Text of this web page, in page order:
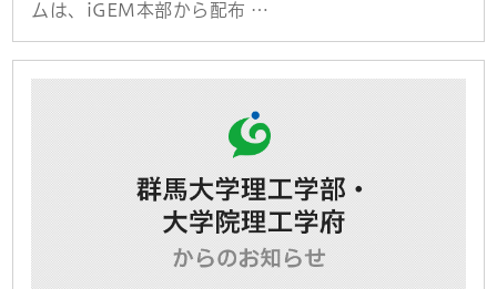
ムは、iGEM本部から配布 …